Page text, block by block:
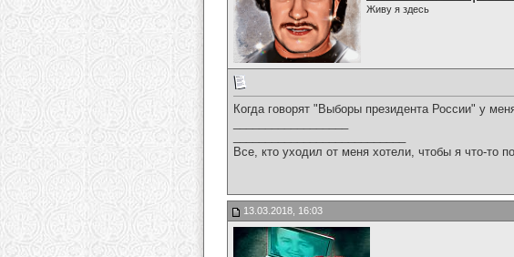
Живу я здесь
Когда говорят "Выборы президента России" у
Все, кто уходил от меня хотели, чтобы я что-то
13.03.2018, 16:03